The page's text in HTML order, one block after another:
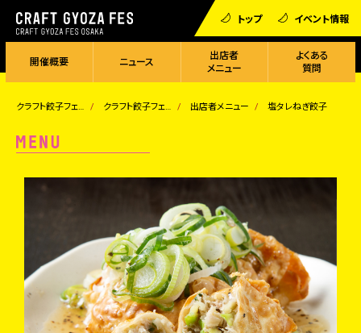
トップ イベント情報
開催概要 ニュース
出店者
メニュー
よくある
質問
クラフト餃子フェス クラフト餃子フェス OSAKA 2024 出店者メニュー 塩タレねぎ餃子